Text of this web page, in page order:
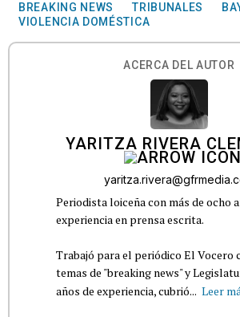
BREAKING NEWS TRIBUNALES
VIOLENCIA DOMÉSTICA
ACERCA DEL AUTOR
YARITZA RIVERA
Periodista loiceña con más de ocho
experiencia en prensa escrita.
Trabajó para el periódico El Vocero
temas de "breaking news" y
años de experiencia, cubrió... Leer